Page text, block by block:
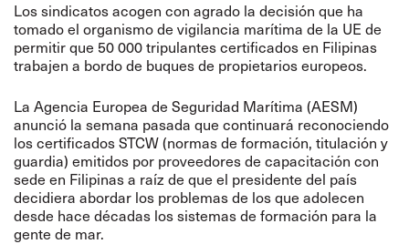
Los sindicatos acogen con agrado la decisión que ha
tomado el organismo de vigilancia marítima de la UE de
permitir que 50 000 tripulantes certificados en Filipinas
trabajen a bordo de buques de propietarios europeos.
La Agencia Europea de Seguridad Marítima (AESM)
anunció la semana pasada que continuará reconociendo
los certificados STCW (normas de formación, titulación y
guardia) emitidos por proveedores de capacitación con
sede en Filipinas a raíz de que el presidente del país
decidiera abordar los problemas de los que adolecen
desde hace décadas los sistemas de formación para la
gente de mar.